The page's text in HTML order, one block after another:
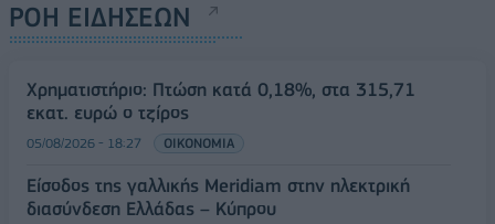
ΡΟΗ ΕΙΔΗΣΕΩΝ
Χρηματιστήριο: Πτώση κατά 0,18%, στα 315,71
εκατ. ευρώ ο τζίρος
05/08/2026 - 18:27 ΟΙΚΟΝΟΜΙΑ
Είσοδος της γαλλικής Meridiam στην ηλεκτρική
διασύνδεση Ελλάδας – Κύπρου